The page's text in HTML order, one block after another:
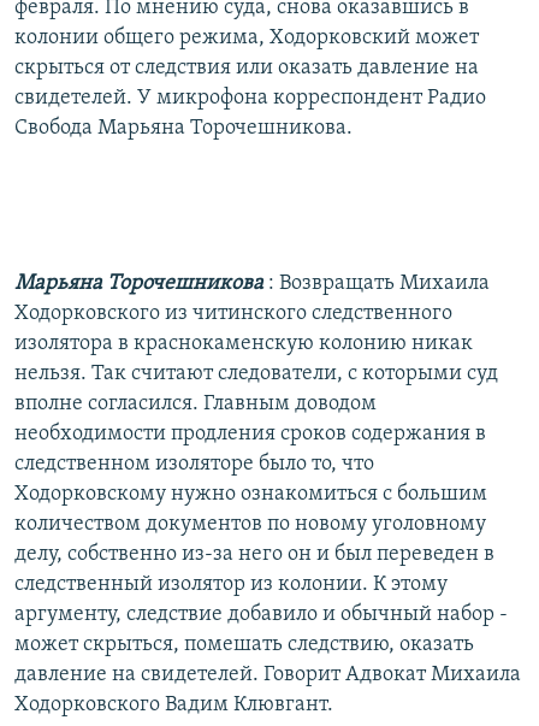
февраля. По мнению суда, снова оказавшись в
колонии общего режима, Ходорковский может
скрыться от следствия или оказать давление на
свидетелей. У микрофона корреспондент Радио
Свобода Марьяна Торочешникова.
Марьяна Торочешникова : Возвращать Михаила
Ходорковского из читинского следственного
изолятора в краснокаменскую колонию никак
нельзя. Так считают следователи, с которыми суд
вполне согласился. Главным доводом
необходимости продления сроков содержания в
следственном изоляторе было то, что
Ходорковскому нужно ознакомиться с большим
количеством документов по новому уголовному
делу, собственно из-за него он и был переведен в
следственный изолятор из колонии. К этому
аргументу, следствие добавило и обычный набор -
может скрыться, помешать следствию, оказать
давление на свидетелей. Говорит Адвокат Михаила
Ходорковского Вадим Клювгант.